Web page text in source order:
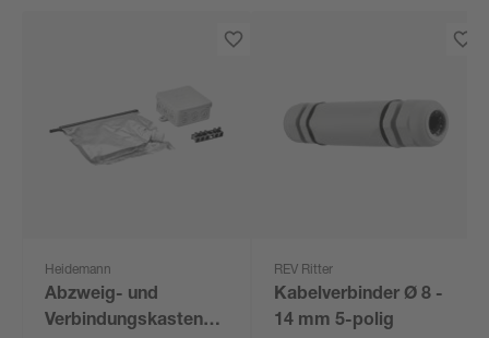
Heidemann
Abzweig- und
Verbindungskastenset
REV Ritter
Kabelverbinder Ø 8 -
14 mm 5-polig